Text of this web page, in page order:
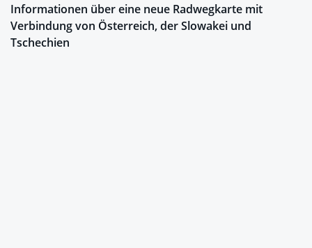
Informationen über eine neue Radwegkarte mit
Verbindung von Österreich, der Slowakei und
Tschechien